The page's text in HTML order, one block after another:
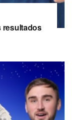
resultados